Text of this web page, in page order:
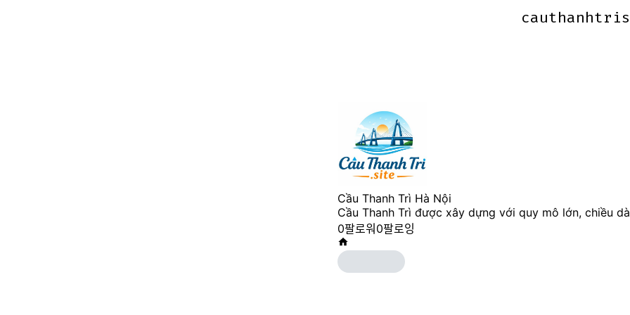
Cầu Thanh Trì Hà Nội
Cầu Thanh Trì được xây dựng với quy mô lớn, chiều
0팔로워 0팔로잉